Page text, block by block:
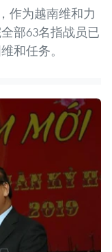
作为越南维和力
部63名指战员已
和任务。